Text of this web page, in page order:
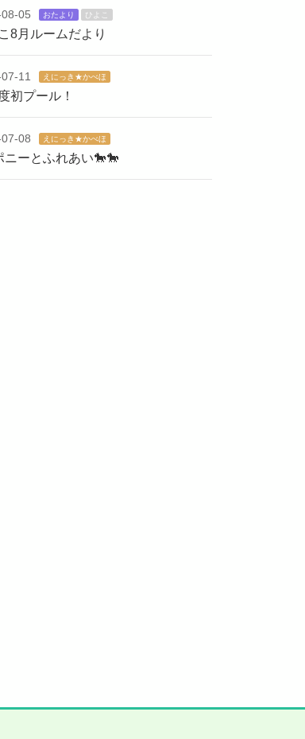
05 おたより ひよこ
8月ルームだより
11 えにっき★かべほ
初プール！
08 えにっき★かべほ
ニーとふれあい🐎🐎